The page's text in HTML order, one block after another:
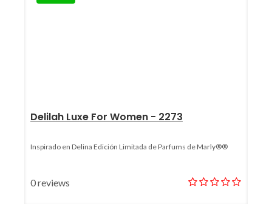
Delilah Luxe For Women - 2273
Inspirado en Delina Edición Limitada de Parfums de Marly®®
0 reviews